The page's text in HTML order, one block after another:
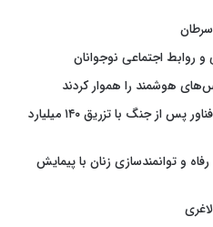
سرطان
روابط اجتماعی نوجوانان
هوشمند را هموار کردند
مهار موج تعدیل نیروی شرکت‌های فناور پس از جنگ با تزریق ۱۴۰ میلیارد
و توانمندسازی زنان با پیمایش